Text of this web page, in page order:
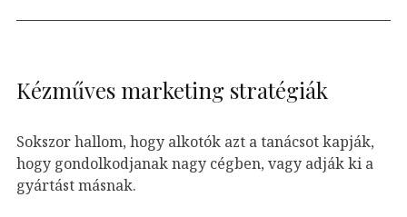
Kézműves marketing stratégiák
Sokszor hallom, hogy alkotók azt a tanácsot kapják,
hogy gondolkodjanak nagy cégben, vagy adják ki a
gyártást másnak.